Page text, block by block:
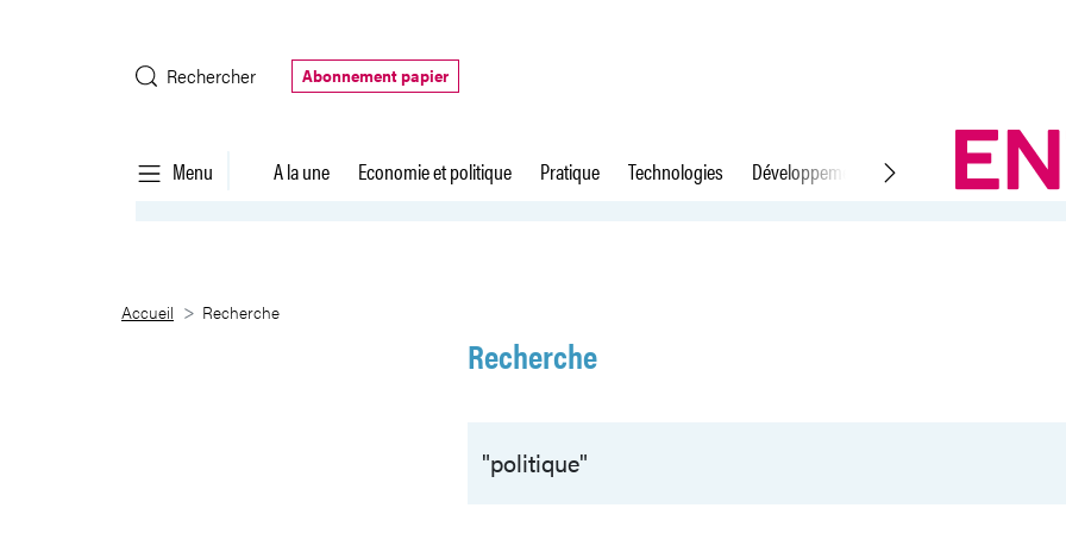
Rechercher
Abonnement papier
Menu A la une Economie et politique Pratique Technologies Développement durable Droit du travail
Recherche
Accueil Recherche
Recherche